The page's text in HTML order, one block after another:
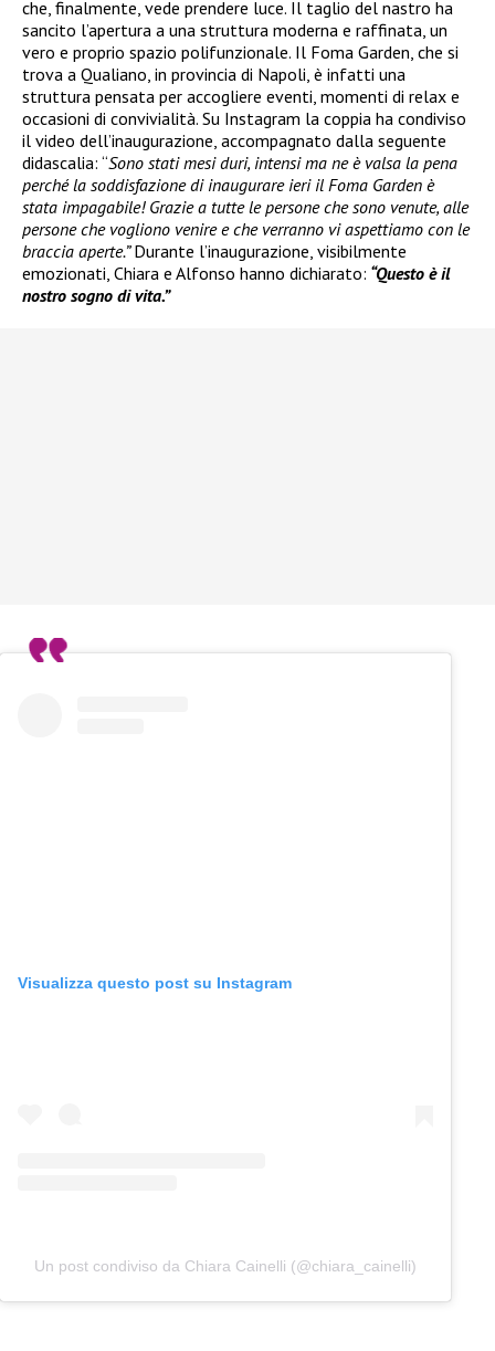
che, finalmente, vede prendere luce. Il taglio del nastro ha
sancito l’apertura a una struttura moderna e raffinata, un
vero e proprio spazio polifunzionale. Il Foma Garden, che si
trova a Qualiano, in provincia di Napoli, è infatti una
struttura pensata per accogliere eventi, momenti di relax e
occasioni di convivialità. Su Instagram la coppia ha condiviso
il video dell’inaugurazione, accompagnato dalla seguente
didascalia: “Sono stati mesi duri, intensi ma ne è valsa la pena
perché la soddisfazione di inaugurare ieri il Foma Garden è
stata impagabile! Grazie a tutte le persone che sono venute, alle
persone che vogliono venire e che verranno vi aspettiamo con le
braccia aperte.”Durante l’inaugurazione, visibilmente
emozionati, Chiara e Alfonso hanno dichiarato: “Questo è il
nostro sogno di vita.”
Visualizza questo post su Instagram
Un post condiviso da Chiara Cainelli (@chiara_cainelli)